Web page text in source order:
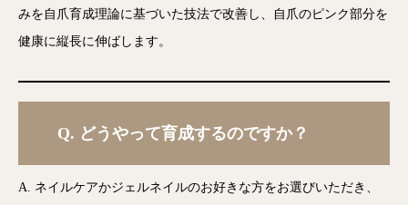
みを自爪育成理論に基づいた技法で改善し、自爪のピンク部分を
健康に縦長に伸ばします。
Q. どうやって育成するのですか？
A. ネイルケアかジェルネイルのお好きな方をお選びいただき、